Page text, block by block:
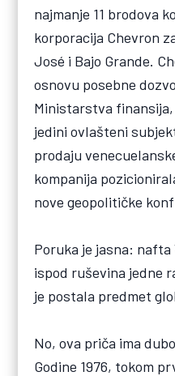
najmanje 11 brodova
korporacija Chevron
José i Bajo Grande.
osnovu posebne
Ministarstva
jedini ovlašteni
prodaju
kompanija
nove geopolitičke
Poruka je jasna: nafta
ispod ruševina jedne
je postala predmet
No, ova priča ima
Godine 1976, tokom